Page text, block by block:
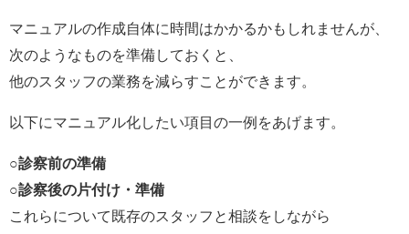
マニュアルの作成自体に時間はかかるかもしれませんが、
次のようなものを準備しておくと、
他のスタッフの業務を減らすことができます。
以下にマニュアル化したい項目の一例をあげます。
○診察前の準備
○診察後の片付け・準備
これらについて既存のスタッフと相談をしながら